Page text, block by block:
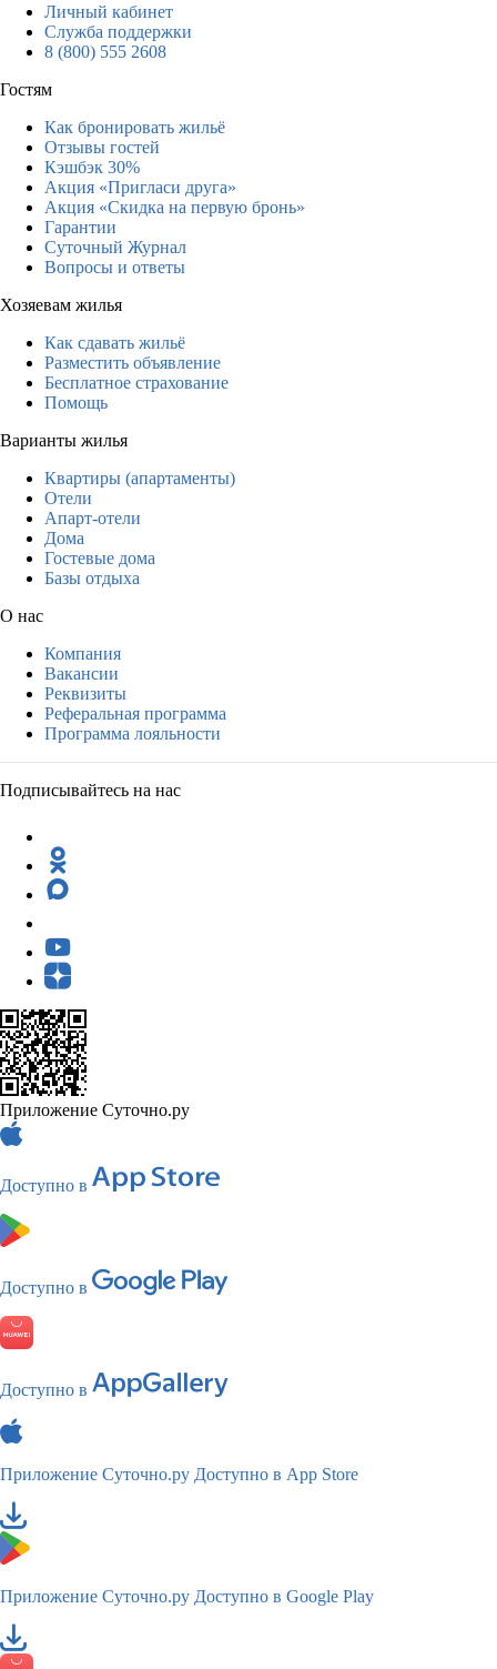
Личный кабинет
Служба поддержки
8 (800) 555 2608
Гостям
Как бронировать жильё
Отзывы гостей
Кэшбэк 30%
Акция «Пригласи друга»
Акция «Скидка на первую бронь»
Гарантии
Суточный Журнал
Вопросы и ответы
Хозяевам жилья
Как сдавать жильё
Разместить объявление
Бесплатное страхование
Помощь
Варианты жилья
Квартиры (апартаменты)
Отели
Апарт-отели
Дома
Гостевые дома
Базы отдыха
О нас
Компания
Вакансии
Реквизиты
Реферальная программа
Программа лояльности
Подписывайтесь на нас
Приложение Суточно.ру
Доступно в
Доступно в
Доступно в
Приложение Суточно.ру Доступно в App Store
Приложение Суточно.ру Доступно в Google Play